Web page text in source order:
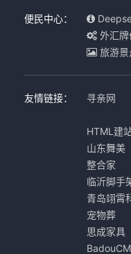
便民中心：
外汇牌
旅游景
友情链接： 寻亲网
HTML建
山东舞美
整合家
临沂脚手
青岛翊霄
宠物葬
思成家具